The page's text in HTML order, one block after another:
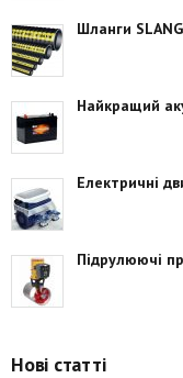
Шланги
Найкращий
Електричні
Підрулюючі
Нові статті